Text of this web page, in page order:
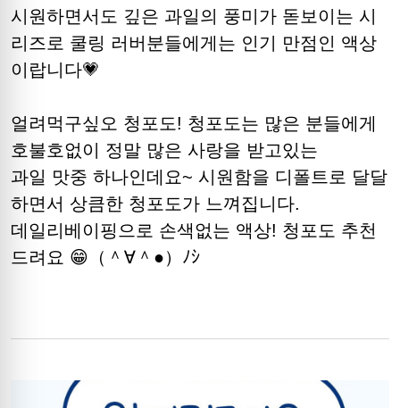
시원하면서도 깊은 과일의 풍미가 돋보이는 시
리즈로 쿨링 러버분들에게는 인기 만점인 액상
이랍니다💗
얼려먹구싶오 청포도! 청포도는 많은 분들에게
호불호없이 정말 많은 사랑을 받고있는
과일 맛중 하나인데요~ 시원함을 디폴트로 달달
하면서 상큼한 청포도가 느껴집니다.
데일리베이핑으로 손색없는 액상! 청포도 추천
드려요 😁（＾∀＾●）ﾉｼ